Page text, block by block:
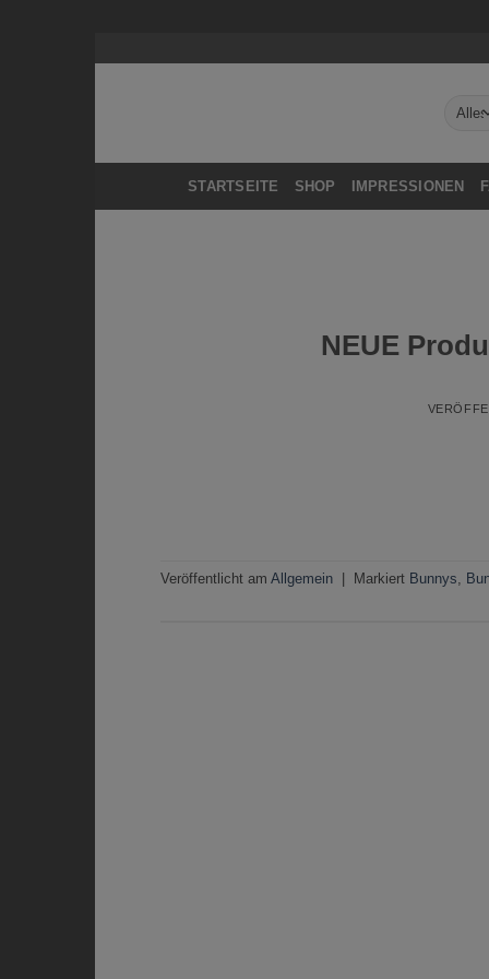
STARTSEITE SHOP IMPRESSIONEN
NEUE
Veröffentlicht am Allgemein Markiert Bunnys,